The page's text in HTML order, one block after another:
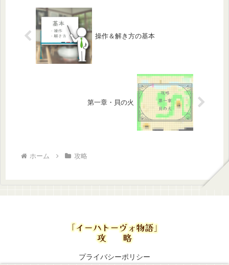
操作＆解き方の基本
第一章・貝の火
ホーム 攻略
プライバシーポリシー